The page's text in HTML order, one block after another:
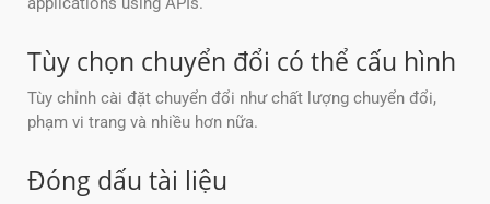
Tùy chọn chuyển đổi có thể cấu hình
Tùy chỉnh cài đặt chuyển đổi như chất lượng chuyển đổi,
phạm vi trang và nhiều hơn nữa.
Đóng dấu tài liệu